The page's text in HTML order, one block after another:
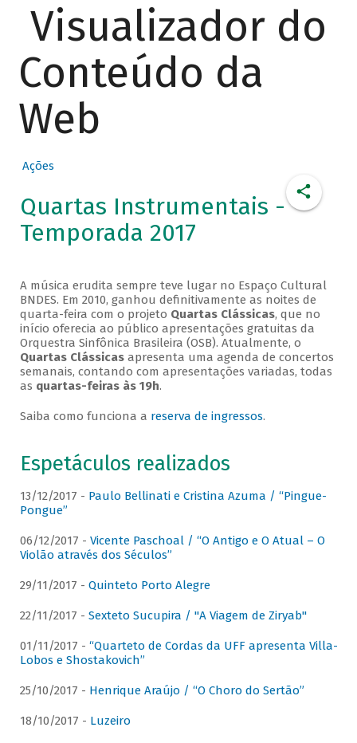
Visualizador do
Conteúdo da
Web
Ações
Quartas Instrumentais -
Temporada 2017
A música erudita sempre teve lugar no Espaço Cultural
BNDES. Em 2010, ganhou definitivamente as noites de
quarta-feira com o projeto Quartas Clássicas, que no
início oferecia ao público apresentações gratuitas da
Orquestra Sinfônica Brasileira (OSB). Atualmente, o
Quartas Clássicasapresenta uma agenda de concertos
semanais, contando com apresentações variadas, todas
as quartas-feiras às 19h.
Saiba como funciona a reserva de ingressos.
Espetáculos realizados
13/12/2017 - Paulo Bellinati e Cristina Azuma / “Pingue-
Pongue”
06/12/2017 - Vicente Paschoal / “O Antigo e O Atual – O
Violão através dos Séculos”
29/11/2017 - Quinteto Porto Alegre
22/11/2017 - Sexteto Sucupira / "A Viagem de Ziryab"
01/11/2017 - “Quarteto de Cordas da UFF apresenta Villa-
Lobos e Shostakovich”
25/10/2017 - Henrique Araújo / “O Choro do Sertão”
18/10/2017 - Luzeiro